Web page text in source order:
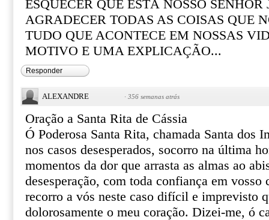
ESQUECER QUE ESTÁ NOSSO SENHOR
AGRADECER TODAS AS COISAS QUE
TUDO QUE ACONTECE EM NOSSAS
MOTIVO E UMA EXPLICAÇÃO...
Responder
ALEXANDRE · 356 semanas atrás
Oração a Santa Rita de Cássia
Ó Poderosa Santa Rita, chamada Santa dos
nos casos desesperados, socorro na última
momentos da dor que arrasta as almas ao
desesperação, com toda confiança em vosso
recorro a vós neste caso difícil e imprevisto
dolorosamente o meu coração. Dizei-me, ó